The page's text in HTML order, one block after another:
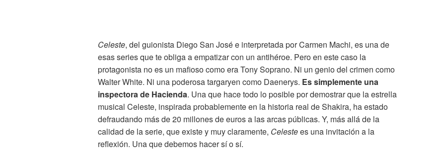
Celeste, del guionista Diego San José e interpretada por Carmen Machi, es una de
esas series que te obliga a empatizar con un antihéroe. Pero en este caso la
protagonista no es un mafioso como era Tony Soprano. Ni un genio del crimen como
Walter White. Ni una poderosa targaryen como Daenerys. Es simplemente una
inspectora de Hacienda. Una que hace todo lo posible por demostrar que la estrella
musical Celeste, inspirada probablemente en la historia real de Shakira, ha estado
defraudando más de 20 millones de euros a las arcas públicas. Y, más allá de la
calidad de la serie, que existe y muy claramente, Celestees una invitación a la
reflexión. Una que debemos hacer sí o sí.